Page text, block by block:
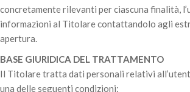
concretamente rilevanti per ciascuna finalità,
informazioni al Titolare contattandolo agli
apertura.
BASE GIURIDICA DEL TRATTAMENTO
Il Titolare tratta dati personali relativi
una delle seguenti condizioni: